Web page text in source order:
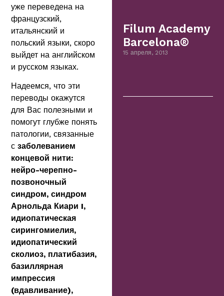
уже переведена на
французский,
итальянский и
польский языки, скоро
выйдет на английском
и русском языках.
Надеемся, что эти
переводы окажутся
для Вас полезными и
помогут глубже понять
патологии, связанные
сзаболеванием
концевой нити:
нейро-черепно-
позвоночный
синдром, синдром
Арнольда Киари I,
идиопатическая
сирингомиелия,
идиопатический
сколиоз, платибазия,
базиллярная
импрессия
(вдавливание),
Filum Academy
Barcelona®
15 апреля, 2013